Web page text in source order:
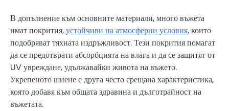
В допълнение към основните материали, много въжета
имат покрития,устойчиви на атмосферни условия, които
подобряват тяхната издръжливост. Тези покрития помагат
да се предотврати абсорбцията на влага и да се защитят от
UV увреждане, удължавайки живота на въжето.
Укрепеното шиене е друга често срещана характеристика,
която добавя към общата здравина и дълготрайност на
въжетата.